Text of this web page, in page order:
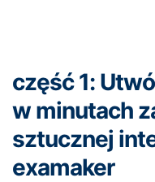
część 1:
w minutach
sztucznej
examaker